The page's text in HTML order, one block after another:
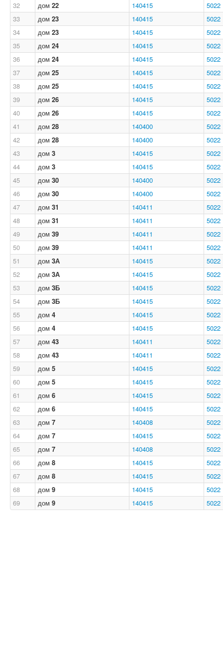
32
дом 22 140415
5022
33
дом 23 140415
5022
34
дом 23 140415
5022
35
дом 24 140415
5022
36
дом 24 140415
5022
37
дом 25 140415
5022
38
дом 25 140415
5022
39
дом 26 140415
5022
40
дом 26 140415
5022
41
дом 28 140400
5022
42
дом 28 140400
5022
43
дом 3 140415
5022
44
дом 3 140415
5022
45
дом 30 140400
5022
46
дом 30 140400
5022
47
дом 31 140411
5022
48
дом 31 140411
5022
49
дом 39 140411
5022
50
дом 39 140411
5022
51
дом 3А 140415
5022
52
дом 3А 140415
5022
53
дом 3Б 140415
5022
54
дом 3Б 140415
5022
55
дом 4 140415
5022
56
дом 4 140415
5022
57
дом 43 140411
5022
58
дом 43 140411
5022
59
дом 5 140415
5022
60
дом 5 140415
5022
61
дом 6 140415
5022
62
дом 6 140415
5022
63
дом 7 140408
5022
64
дом 7 140415
5022
65
дом 7 140408
5022
66
дом 8 140415
5022
67
дом 8 140415
5022
68
дом 9 140415
5022
69
дом 9 140415 5022